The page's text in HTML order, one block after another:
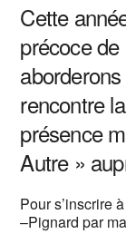
Cette
précoce de
rencontre
présence
Autre »
Pour s’inscrire
–Pignard par